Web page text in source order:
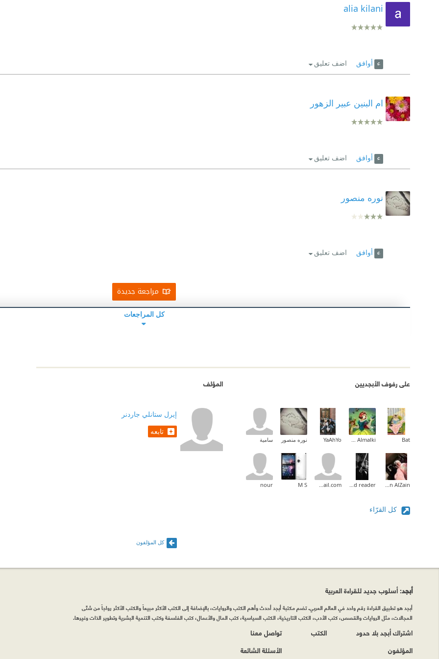
alia kilani
أوافق اضف تعليق
ام البنين عبير الزهور
أوافق اضف تعليق
نوره منصور
أوافق اضف تعليق
مراجعة جديدة
كل المراجعات
على رفوف الأبجديين
Bat
Yasmeen Almalki
YaAhYo نوره منصور سامية
Nesreen AlZain
mohd reader
do3a2wael@gmail.com
M S
nour
كل القرّاء
المؤلف
إيرل ستانلي جاردنر
تابعه
كل المؤلفون
أبجد: أسلوب جديد للقراءة العربية
أبجد هو تطبيق القراءة رقم واحد في العالم العربي. تضم مكتبة أبجد أحدث وأهم الكتب والروايات، بالإضافة إلى الكتب الأكثر مبيعاً والكتب الأكثر رواجاً من شتّى
المجالات، مثل الروايات والقصص، كتب الأدب، الكتب التاريخية، الكتب السياسية، كتب المال والأعمال، كتب الفلسفة وكتب التنمية البشرية وتطوير الذات وغيرها.
اشتراك أبجد بلا حدود
المؤلفون
الكتب
تواصل معنا
الأسئلة الشائعة